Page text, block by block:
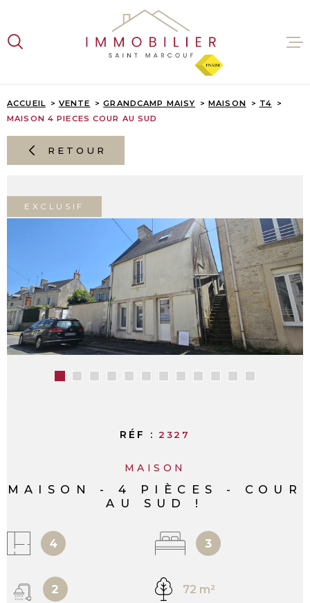
la
recherche
menu
principal
contenu
ACCUEIL VENTE GRANDCAMP MAISY MAISON
T4
MAISON 4 PIECES COUR AU SUD
RETOUR
EXCLUSIF
RÉF : 2327
MAISON
MAISON - 4 PIÈCES - COUR
AU SUD !
4 3
2 72 m²